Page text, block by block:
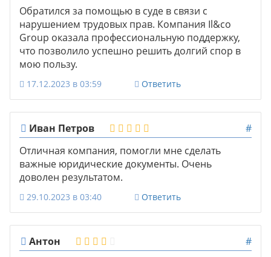
Обратился за помощью в суде в связи с
нарушением трудовых прав. Компания Il&co
Group оказала профессиональную поддержку,
что позволило успешно решить долгий спор в
мою пользу.
17.12.2023 в 03:59 Ответить
Иван Петров
#
Отличная компания, помогли мне сделать
важные юридические документы. Очень
доволен результатом.
29.10.2023 в 03:40 Ответить
Антон #